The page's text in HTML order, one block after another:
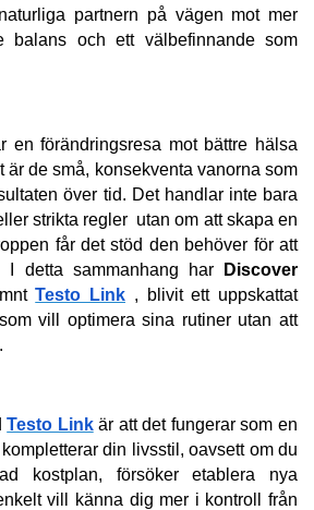
partnern på vägen mot mer
balans och ett välbefinnande som
en förändringsresa mot bättre hälsa
är de små, konsekventa vanorna som
över tid. Det handlar inte bara
strikta regler  utan om att skapa en
får det stöd den behöver för att
I detta sammanhang har
Discover
Testo Link , blivit ett uppskattat
vill optimera sina rutiner utan att
Testo Link är att det fungerar som en
din livsstil, oavsett om du
kostplan, försöker etablera nya
vill känna dig mer i kontroll från